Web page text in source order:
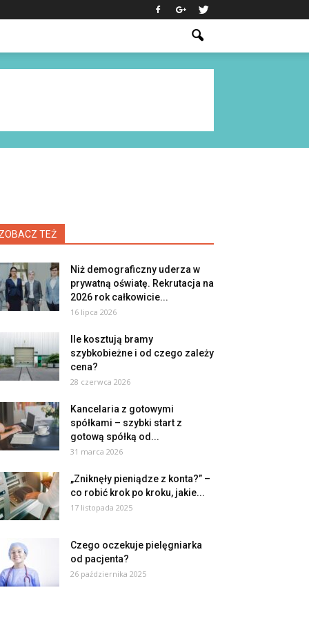
ZOBACZ TEŻ
Niż demograficzny uderza w
prywatną oświatę. Rekrutacja na
2026 rok całkowicie...
16 lipca 2026
Ile kosztują bramy
szybkobieżne i od czego zależy
cena?
28 czerwca 2026
Kancelaria z gotowymi
spółkami – szybki start z
gotową spółką od...
31 marca 2026
„Zniknęły pieniądze z konta?” –
co robić krok po kroku, jakie...
17 listopada 2025
Czego oczekuje pielęgniarka
od pacjenta?
26 października 2025